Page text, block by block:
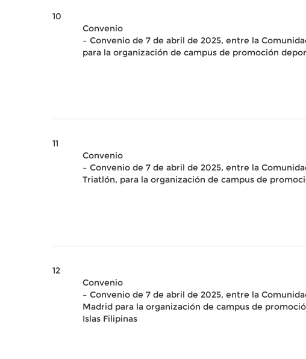
10
Convenio
– Convenio de 7 de abril de 2025, entre la
para la organización de campus de promoción
11
Convenio
– Convenio de 7 de abril de 2025, entre la
Triatlón, para la organización de campus de
12
Convenio
– Convenio de 7 de abril de 2025, entre la
Madrid para la organización de campus de
Islas Filipinas